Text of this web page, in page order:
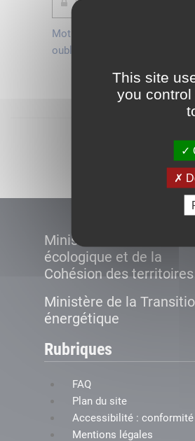
This site
you
Mot de passe
oublié ?
Je
Connexion
Ministère de la Transition
écologique et de la
Cohésion des territoires
Ministère de la
énergétique
Rubriques
FAQ
Plan du site
Accessibilité :
Mentions légales